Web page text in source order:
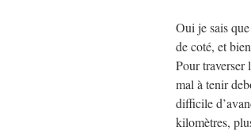
Oui je sais
de coté, et
Pour traverser
mal à tenir
difficile
kilomètres,